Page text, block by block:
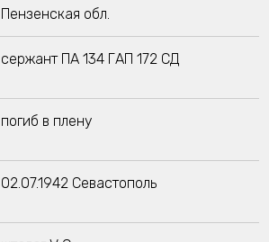
Пензенская обл.
сержант ПА 134 ГАП 172 СД
погиб в плену
02.07.1942 Севастополь